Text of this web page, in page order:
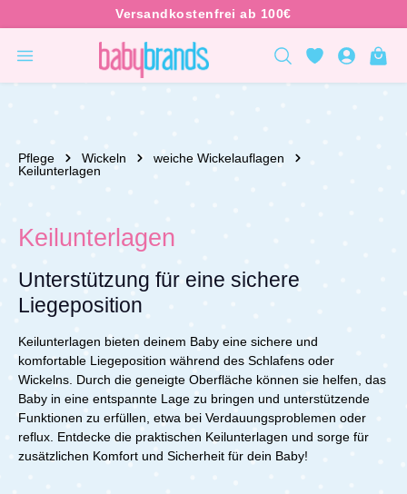
Pflege Wickeln
weiche Wickelauflagen
Keilunterlagen
Keilunterlagen
Unterstützung für eine sichere
Liegeposition
Keilunterlagen bieten deinem Baby eine sichere und
komfortable Liegeposition während des Schlafens oder
Wickelns. Durch die geneigte Oberfläche können sie helfen, das
Baby in eine entspannte Lage zu bringen und unterstützende
Funktionen zu erfüllen, etwa bei Verdauungsproblemen oder
reflux. Entdecke die praktischen Keilunterlagen und sorge für
zusätzlichen Komfort und Sicherheit für dein Baby!